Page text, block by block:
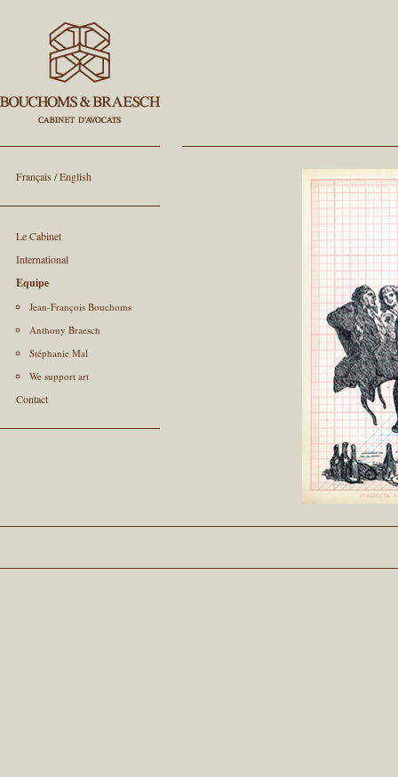
Français /English
Le Cabinet
International
Equipe
Jean-François Bouchoms
Anthony Braesch
Stéphanie Mal
We support art
Contact